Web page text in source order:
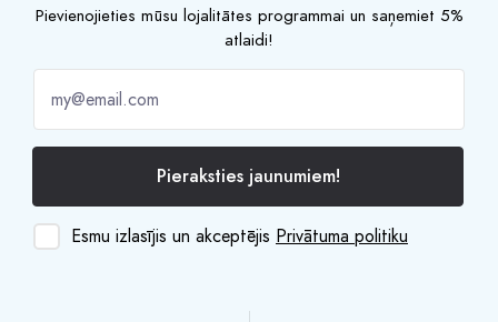
Pievienojieties mūsu lojalitātes programmai un saņemiet 5%
atlaidi!
Pieraksties jaunumiem!
Esmu izlasījis un akceptējis Privātuma politiku